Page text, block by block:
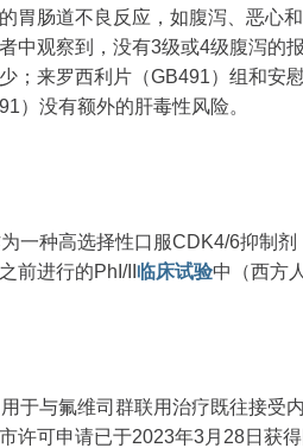
胃肠道不良反应，如腹泻、恶心
中观察到，没有3级或4级腹泻的
；来罗西利片（GB491）组和安
）没有额外的肝毒性风险。
一种高选择性口服CDK4/6抑制
前进行的PhI/II 临床试验中（西方
于与氟维司群联用治疗既往接受
许可申请已于2023年3月28日获